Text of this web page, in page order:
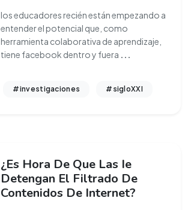
los educadores recién están empezando a
entender el potencial que, como
herramienta colaborativa de aprendizaje,
tiene facebook dentro y fuera ...
#investigaciones #sigloXXI
¿Es Hora De Que Las Ie
Detengan El Filtrado De
Contenidos De Internet?